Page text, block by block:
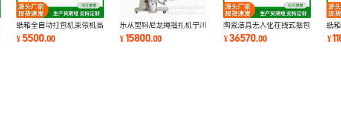
纸箱全自动打包机束带机高
台全自动PP带捆扎机快递
印字胶带捆包机
¥5500.00
乐从塑料尼龙绳捆扎机宁川
自动纸箱PE结束带捆包机
小纸盒打包机
¥15800.00
陶瓷洁具无人化在线式捆包
机流水线家装门窗纸箱全自
动化捆扎机
¥36570.00
纸
线
边
¥